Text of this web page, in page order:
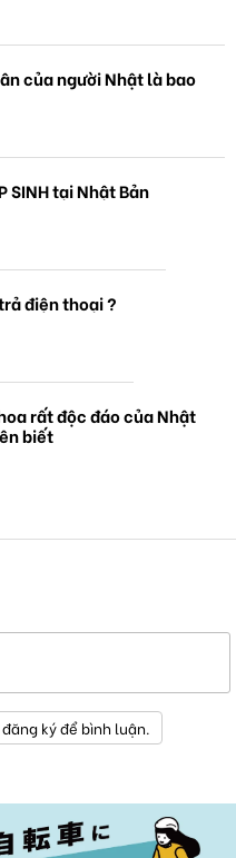
của người Nhật là bao
SINH tại Nhật Bản
điện thoại ?
rất độc đáo của Nhật
biết
ký để bình luận.